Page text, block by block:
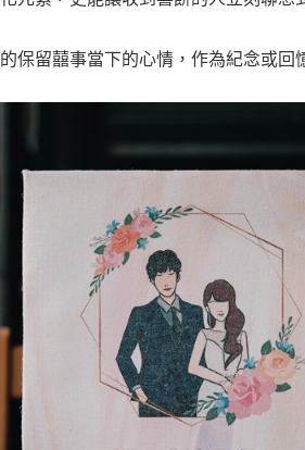
保留囍事當下的心情，作為紀念或回